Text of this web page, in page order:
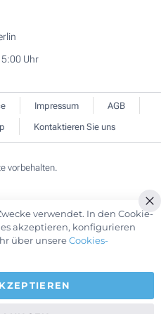
Uhr
Impressum
AGB
Kontaktieren Sie uns
vorbehalten.
verwendet. In den Cookie-
akzeptieren, konfigurieren
über unsereCookies-